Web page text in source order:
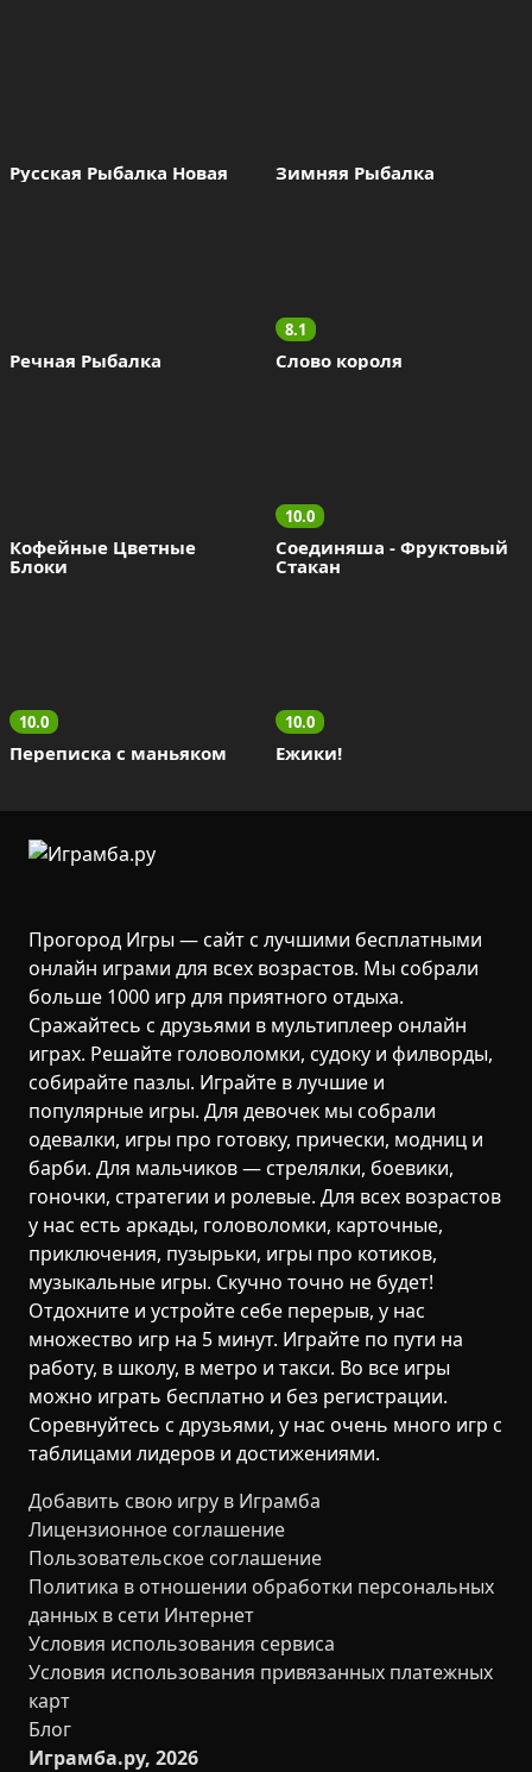
Русская Рыбалка Новая Зимняя Рыбалка
Речная Рыбалка
8.1
Слово короля
Кофейные Цветные
Блоки
10.0
Соединяша - Фруктовый
Стакан
10.0
Переписка с маньяком
10.0
Ежики!
Прогород Игры — сайт с лучшими бесплатными
онлайн играми для всех возрастов. Мы собрали
больше 1000 игр для приятного отдыха.
Сражайтесь с друзьями в мультиплеер онлайн
играх. Решайте головоломки, судоку и филворды,
собирайте пазлы. Играйте в лучшие и
популярные игры. Для девочек мы собрали
одевалки, игры про готовку, прически, модниц и
барби. Для мальчиков — стрелялки, боевики,
гоночки, стратегии и ролевые. Для всех возрастов
у нас есть аркады, головоломки, карточные,
приключения, пузырьки, игры про котиков,
музыкальные игры. Скучно точно не будет!
Отдохните и устройте себе перерыв, у нас
множество игр на 5 минут. Играйте по пути на
работу, в школу, в метро и такси. Во все игры
можно играть бесплатно и без регистрации.
Соревнуйтесь с друзьями, у нас очень много игр с
таблицами лидеров и достижениями.
Добавить свою игру в Играмба
Лицензионное соглашение
Пользовательское соглашение
Политика в отношении обработки персональных
данных в сети Интернет
Условия использования сервиса
Условия использования привязанных платежных
карт
Блог
Играмба.ру, 2026